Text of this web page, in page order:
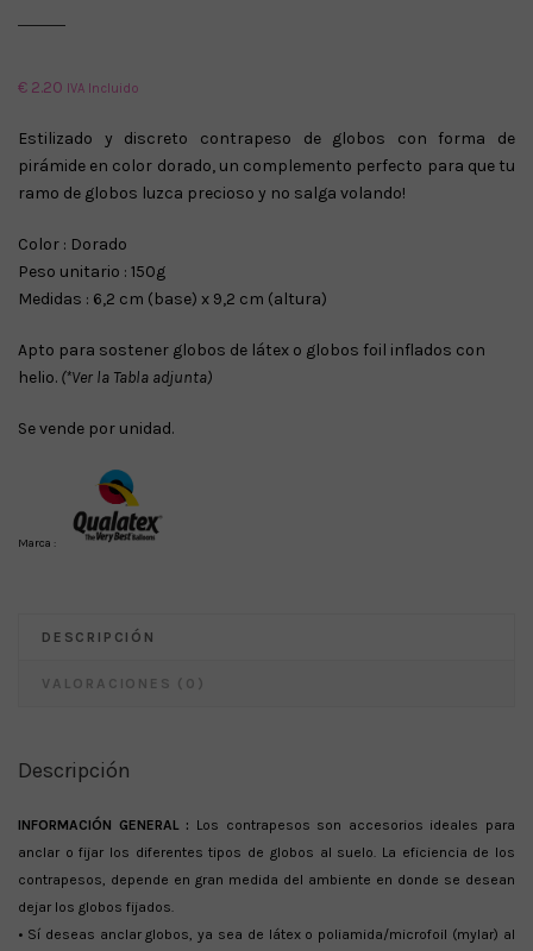
€ 2.20 IVA Incluido
Estilizado y discreto contrapeso de globos con forma de
pirámide en color dorado, un complemento perfecto para que tu
ramo de globos luzca precioso y no salga volando!
Color : Dorado
Peso unitario : 150g
Medidas : 6,2 cm (base) x 9,2 cm (altura)
Apto para sostener globos de látex o globos foil inflados con
helio. (*Ver la Tabla adjunta)
Se vende por unidad.
Marca :
DESCRIPCIÓN
VALORACIONES (0)
Descripción
INFORMACIÓN GENERAL : Los contrapesos son accesorios ideales para
anclar o fijar los diferentes tipos de globos al suelo. La eficiencia de los
contrapesos, depende en gran medida del ambiente en donde se desean
dejar los globos fijados.
• Sí deseas anclar globos, ya sea de látex o poliamida/microfoil (mylar) al